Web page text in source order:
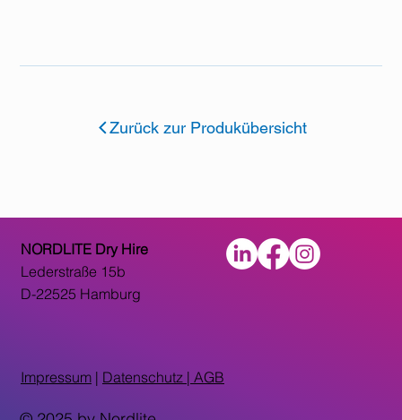
Zurück zur Produkübersicht
NORDLITE Dry Hire
Lederstraße 15b
D-22525 Hamburg
Impressum| Datenschutz | AGB